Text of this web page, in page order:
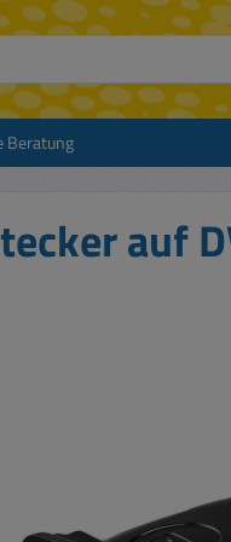
Beratung
auf